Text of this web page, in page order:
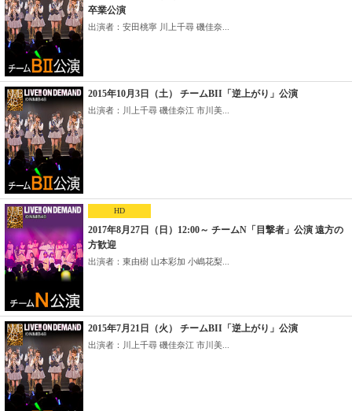
卒業公演
出演者：安田桃寧 川上千尋 磯佳奈...
2015年10月3日（土） チームBII「逆上がり」公演
出演者：川上千尋 磯佳奈江 市川美...
HD
2017年8月27日（日）12:00～ チームN「目撃者」公演 遠方の
方歓迎
出演者：東由樹 山本彩加 小嶋花梨...
2015年7月21日（火） チームBII「逆上がり」公演
出演者：川上千尋 磯佳奈江 市川美...